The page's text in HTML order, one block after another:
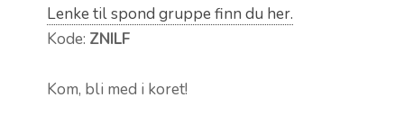
Lenke til spond gruppe finn du her.
Kode: ZNILF
Kom, bli med i koret!